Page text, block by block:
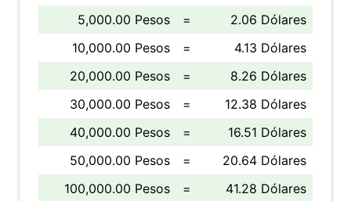
5,000.00 Pesos
=
2.06 Dólares
10,000.00 Pesos
=
4.13 Dólares
20,000.00 Pesos
=
8.26 Dólares
30,000.00 Pesos
=
12.38 Dólares
40,000.00 Pesos
=
16.51 Dólares
50,000.00 Pesos
=
20.64 Dólares
100,000.00 Pesos
= 41.28 Dólares